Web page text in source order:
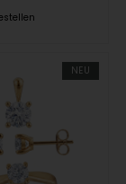
NEU